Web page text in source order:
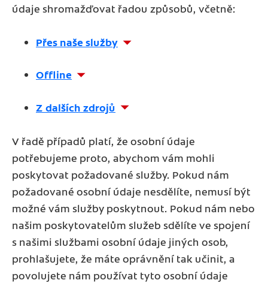
údaje shromažďovat řadou způsobů, včetně:
Přes naše služby
Offline
Z dalších zdrojů
V řadě případů platí, že osobní údaje
potřebujeme proto, abychom vám mohli
poskytovat požadované služby. Pokud nám
požadované osobní údaje nesdělíte, nemusí být
možné vám služby poskytnout. Pokud nám nebo
našim poskytovatelům služeb sdělíte ve spojení
s našimi službami osobní údaje jiných osob,
prohlašujete, že máte oprávnění tak učinit, a
povolujete nám používat tyto osobní údaje